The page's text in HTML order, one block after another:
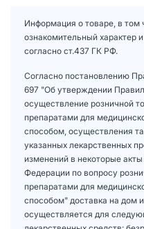
Информация о товаре, в том
ознакомительный характер
согласно ст.437 ГК РФ.
Согласно постановлению
697 "Об утверждении
осуществление розничной
препаратами для
способом, осуществления
указанных лекарственных
изменений в некоторые
Федерации по вопросу
препаратами для
способом" доставка на дом
осуществляется для